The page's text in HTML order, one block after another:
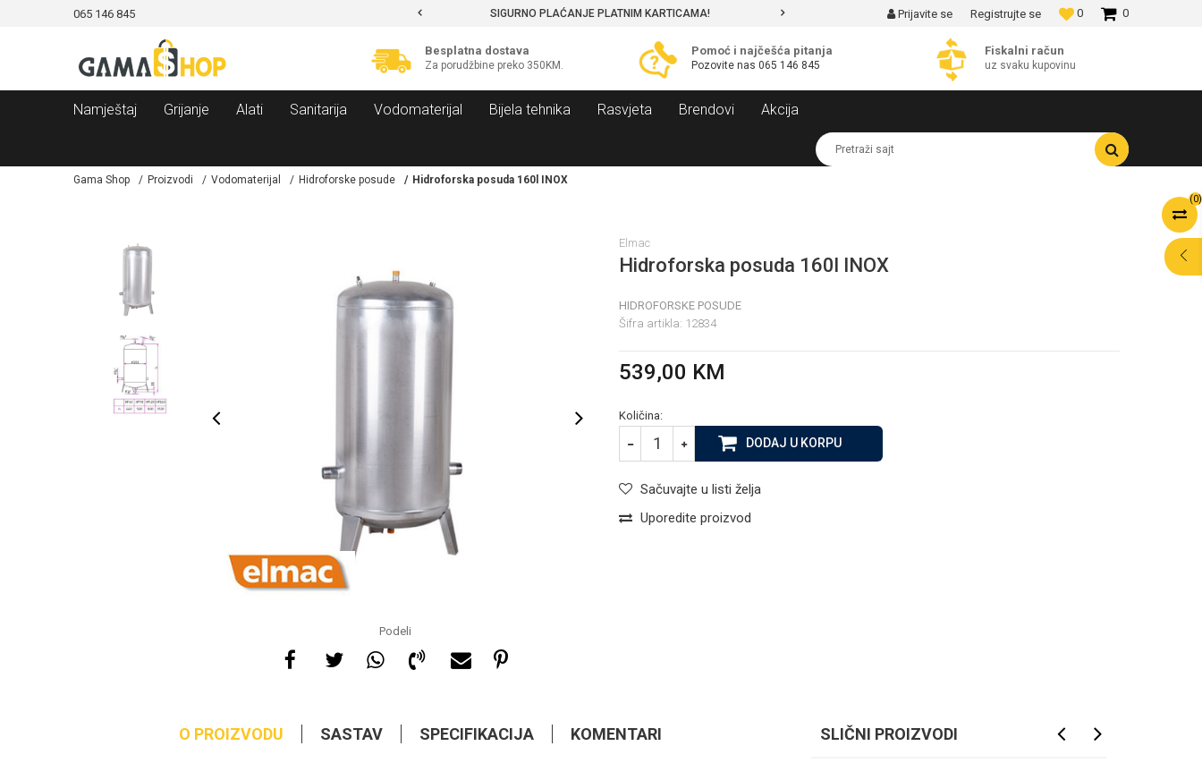
065 146 845 SIGURNO PLAĆANJE PLATNIM KARTICAMA! MOGUĆNOST BESPLATNE ISPORUKE! 0
0
Prijavite se Registrujte se
Besplatna dostava
Za porudžbine preko 350KM.
Pomoć i najčešća pitanja
Pozovite nas 065 146 845
Fiskalni račun
uz svaku kupovinu
Namještaj Grijanje Alati Sanitarija Vodomaterijal Bijela tehnika Rasvjeta Brendovi Akcija
Pretraži sajt
(0)
Gama Shop Proizvodi Vodomaterijal Hidroforske posude Hidroforska posuda 160l INOX
Podeli
Elmac
Hidroforska posuda 160l INOX
HIDROFORSKE POSUDE
Šifra artikla: 12834
539,00 KM
Količina:
DODAJ U KORPU
Sačuvajte u listi želja
Uporedite proizvod
O PROIZVODU SASTAV SPECIFIKACIJA KOMENTARI SLIČNI PROIZVODI